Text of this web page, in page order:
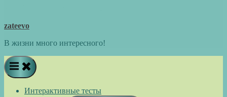
zateevo
В жизни много интересного!
Интерактивные тесты